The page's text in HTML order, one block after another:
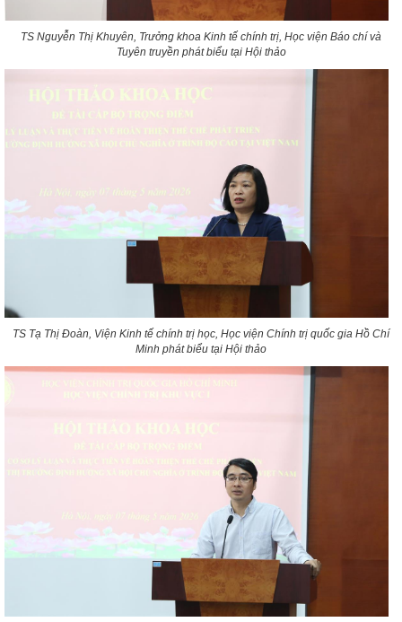
TS Nguyễn Thị Khuyên, Trưởng khoa Kinh tế chính trị, Học viện Báo chí và
Tuyên truyền phát biểu tại Hội thảo
TS Tạ Thị Đoàn, Viện Kinh tế chính trị học, Học viện Chính trị quốc gia Hồ Chí
Minh phát biểu tại Hội thảo